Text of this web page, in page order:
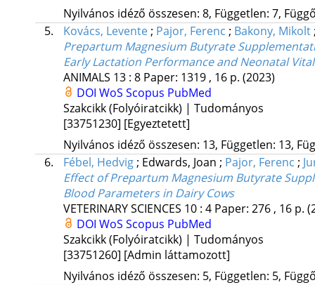
Nyilvános idéző összesen: 8, Független: 7,
5.
Kovács, Levente; Pajor, Ferenc ; Bakony, Mikolt
Prepartum Magnesium Butyrate
Early Lactation Performance and Neonatal
ANIMALS 13: 8 Paper: 1319 , 16 p. (2023)
DOI WoS Scopus PubMed
Szakcikk (Folyóiratcikk) | Tudományos
[33751230] [Egyeztetett]
Nyilvános idéző összesen: 13, Független: 13,
6.
Fébel, Hedvig; Edwards, Joan ; Pajor, Ferenc ;
Effect of Prepartum Magnesium Butyrate
Blood Parameters in Dairy Cows
VETERINARY SCIENCES 10: 4 Paper: 276 , 16 p.
DOI WoS Scopus PubMed
Szakcikk (Folyóiratcikk) | Tudományos
[33751260] [Admin láttamozott]
Nyilvános idéző összesen: 5, Független: 5,